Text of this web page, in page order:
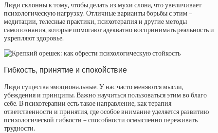
Люди склонны к тому, чтобы делать из мухи слона, что увеличивает
психологическую нагрузку. Отличные варианты борьбы с этим –
медитации, телесные практики, психотерапия и другие методы
самопознания, которые помогают адекватно воспринимать реальность и
укрепляют здоровье.
Гибкость, принятие и спокойствие
Люди существа эмоциональные. У нас часто меняются мысли,
убеждения и принципы. Важно научиться пользоваться этим во благо
себе. В психотерапии есть такое направление, как терапия
ответственности и принятия, где особое внимание уделяется развитию
психологической гибкости – способности осмысленно переживать
трудности.